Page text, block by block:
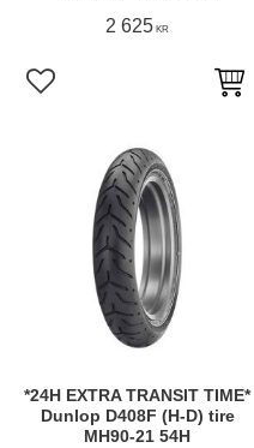
2 625 KR
Lägg till i favoriter
*24H EXTRA TRANSIT TIME*
Dunlop D408F (H-D) tire
MH90-21 54H